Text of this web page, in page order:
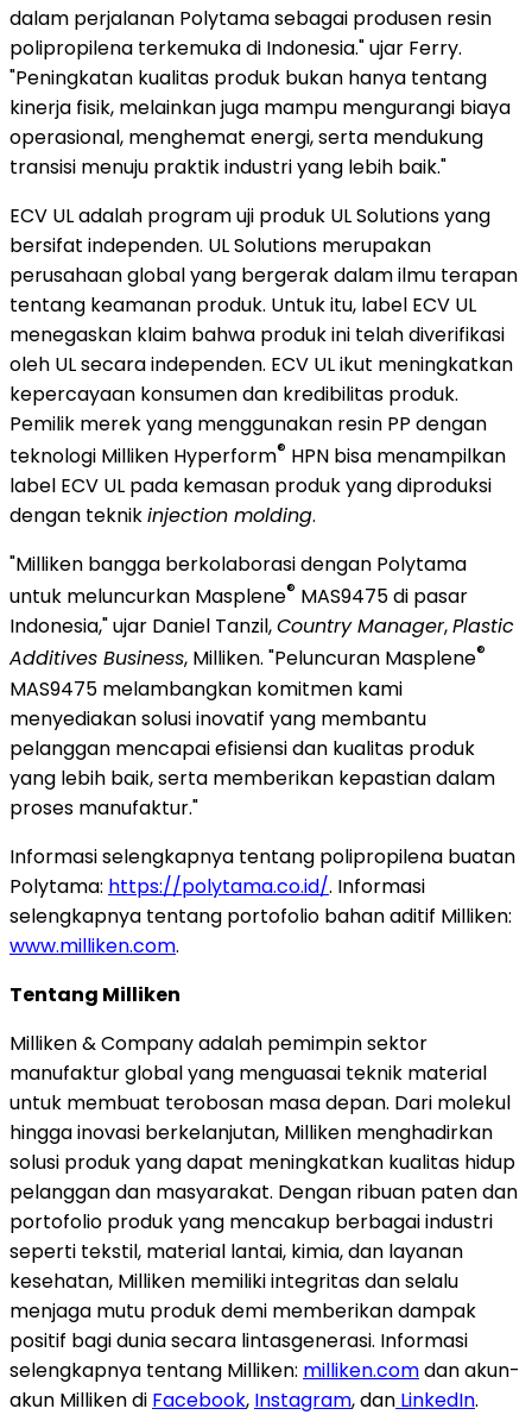
dalam perjalanan Polytama sebagai produsen resin
polipropilena terkemuka di Indonesia." ujar Ferry.
"Peningkatan kualitas produk bukan hanya tentang
kinerja fisik, melainkan juga mampu mengurangi biaya
operasional, menghemat energi, serta mendukung
transisi menuju praktik industri yang lebih baik."
ECV UL adalah program uji produk UL Solutions yang
bersifat independen. UL Solutions merupakan
perusahaan global yang bergerak dalam ilmu terapan
tentang keamanan produk. Untuk itu, label ECV UL
menegaskan klaim bahwa produk ini telah diverifikasi
oleh UL secara independen. ECV UL ikut meningkatkan
kepercayaan konsumen dan kredibilitas produk.
Pemilik merek yang menggunakan resin PP dengan
teknologi Milliken Hyperform® HPN bisa menampilkan
label ECV UL pada kemasan produk yang diproduksi
dengan teknikinjection molding.
"Milliken bangga berkolaborasi dengan Polytama
untuk meluncurkan Masplene® MAS9475 di pasar
Indonesia," ujar Daniel Tanzil,Country Manager,Plastic
Additives Business, Milliken. "Peluncuran Masplene®
MAS9475 melambangkan komitmen kami
menyediakan solusi inovatif yang membantu
pelanggan mencapai efisiensi dan kualitas produk
yang lebih baik, serta memberikan kepastian dalam
proses manufaktur."
Informasi selengkapnya tentang polipropilena buatan
Polytama: https://polytama.co.id/. Informasi
selengkapnya tentang portofolio bahan aditif Milliken:
www.milliken.com.
Tentang Milliken
Milliken & Company adalah pemimpin sektor
manufaktur global yang menguasai teknik material
untuk membuat terobosan masa depan. Dari molekul
hingga inovasi berkelanjutan, Milliken menghadirkan
solusi produk yang dapat meningkatkan kualitas hidup
pelanggan dan masyarakat. Dengan ribuan paten dan
portofolio produk yang mencakup berbagai industri
seperti tekstil, material lantai, kimia, dan layanan
kesehatan, Milliken memiliki integritas dan selalu
menjaga mutu produk demi memberikan dampak
positif bagi dunia secara lintasgenerasi. Informasi
selengkapnya tentang Milliken: milliken.comdan akun-
akun Milliken di Facebook, Instagram, dan LinkedIn.